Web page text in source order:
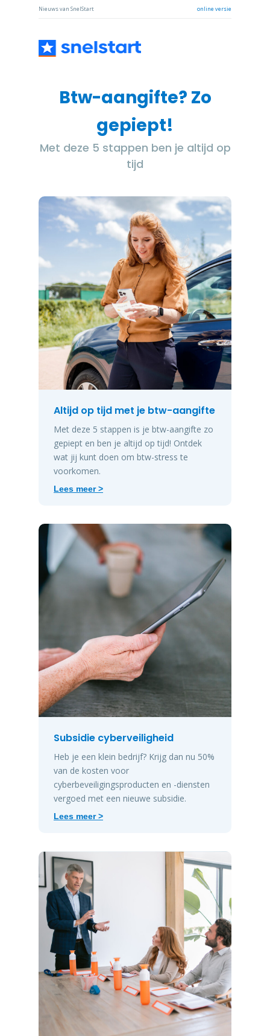
Nieuws van SnelStart online versie
Btw-aangifte? Zo
gepiept!
Met deze 5 stappen ben je altijd op
tijd
Altijd op tijd met je btw-aangifte
Met deze 5 stappen is je btw-aangifte zo
gepiept en ben je altijd op tijd! Ontdek
wat jij kunt doen om btw-stress te
voorkomen.
Lees meer >
Subsidie cyberveiligheid
Heb je een klein bedrijf? Krijg dan nu 50%
van de kosten voor
cyberbeveiligingsproducten en -diensten
vergoed met een nieuwe subsidie.
Lees meer >